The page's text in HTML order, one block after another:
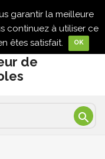
garantir la meilleure
continuez à utiliser ce
êtes satisfait.
OK

de
